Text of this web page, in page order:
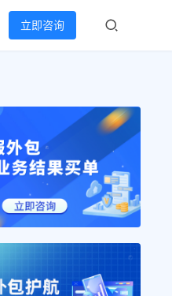
立即咨询